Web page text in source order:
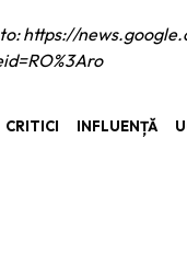
https://
CRITICI INFLUENȚĂ